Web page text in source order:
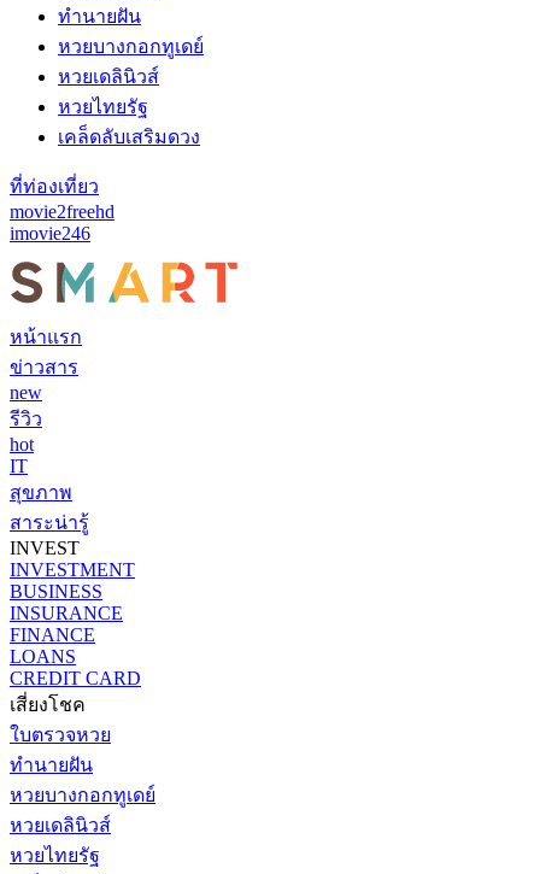
ทำนายฝัน
หวยบางกอกทูเดย์
หวยเดลินิวส์
หวยไทยรัฐ
เคล็ดลับเสริมดวง
ที่ท่องเที่ยว
movie2freehd
imovie246
หน้าแรก
ข่าวสาร
new
รีวิว
hot
IT
สุขภาพ
สาระน่ารู้
INVEST
INVESTMENT
BUSINESS
INSURANCE
FINANCE
LOANS
CREDIT CARD
เสี่ยงโชค
ใบตรวจหวย
ทำนายฝัน
หวยบางกอกทูเดย์
หวยเดลินิวส์
หวยไทยรัฐ